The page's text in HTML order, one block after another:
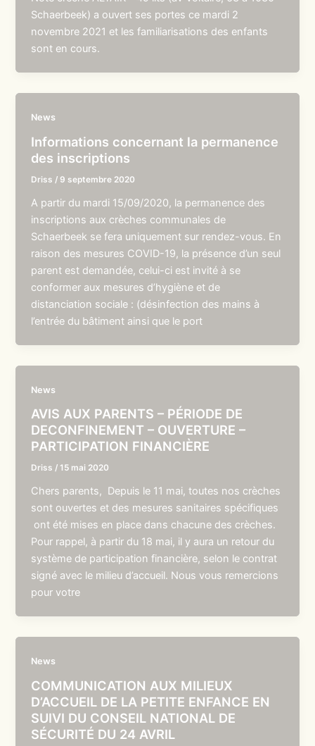
Schaerbeek) a ouvert ses portes ce mardi 2
novembre 2021 et les familiarisations des enfants
sont en cours.
News
Informations concernant la permanence
des inscriptions
Driss / 9 septembre 2020
A partir du mardi 15/09/2020, la permanence des
inscriptions aux crèches communales de
Schaerbeek se fera uniquement sur rendez-vous. En
raison des mesures COVID-19, la présence d’un seul
parent est demandée, celui-ci est invité à se
conformer aux mesures d’hygiène et de
distanciation sociale : (désinfection des mains à
l’entrée du bâtiment ainsi que le port
News
AVIS AUX PARENTS – PÉRIODE DE
DECONFINEMENT – OUVERTURE –
PARTICIPATION FINANCIÈRE
Driss /15 mai 2020
Chers parents, Depuis le 11 mai, toutes nos crèches
sont ouvertes et des mesures sanitaires spécifiques
ont été mises en place dans chacune des crèches.
Pour rappel, à partir du 18 mai, il y aura un retour du
système de participation financière, selon le contrat
signé avec le milieu d’accueil. Nous vous remercions
pour votre
News
COMMUNICATION AUX MILIEUX
D’ACCUEIL DE LA PETITE ENFANCE EN
SUIVI DU CONSEIL NATIONAL DE
SÉCURITÉ DU 24 AVRIL